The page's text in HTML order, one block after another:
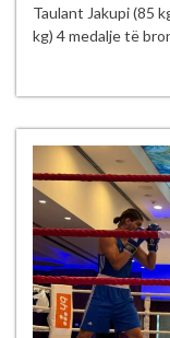
Taulant Jakupi (85
kg) 4 medalje të